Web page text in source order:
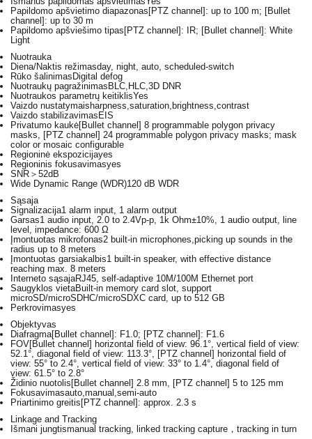
Papildomo apšvietimo diapazonas[PTZ channel]: up to 100 m; [Bullet
channel]: up to 30 m
Papildomo apšviešimo tipas[PTZ channel]: IR; [Bullet channel]: White
Light
Nuotrauka
Diena/Naktis režimasday, night, auto, scheduled-switch
Rūko šalinimasDigital defog
Nuotraukų pagražinimasBLC,HLC,3D DNR
Nuotraukos parametrų keitiklisYes
Vaizdo nustatymaisharpness,saturation,brightness,contrast
Vaizdo stabilizavimasEIS
Privatumo kaukė[Bullet channel] 8 programmable polygon privacy
masks, [PTZ channel] 24 programmable polygon privacy masks; mask
color or mosaic configurable
Regioninė ekspozicijayes
Regioninis fokusavimasyes
SNR ＞52dB
Wide Dynamic Range (WDR)120 dB WDR
Sąsaja
Signalizacija1 alarm input, 1 alarm output
Garsas1 audio input, 2.0 to 2.4Vp-p, 1k Ohm±10%, 1 audio output, line
level, impedance: 600 Ω
Įmontuotas mikrofonas2 built-in microphones,picking up sounds in the
radius up to 8 meters
Įmontuotas garsiakalbis1 built-in speaker, with effective distance
reaching max. 8 meters
Interneto sąsajaRJ45, self-adaptive 10M/100M Ethernet port
Saugyklos vietaBuilt-in memory card slot, support
microSD/microSDHC/microSDXC card, up to 512 GB
Perkrovimasyes
Objektyvas
Diafragma[Bullet channel]: F1.0; [PTZ channel]: F1.6
FOV[Bullet channel] horizontal field of view: 96.1°, vertical field of view:
52.1°, diagonal field of view: 113.3°, [PTZ channel] horizontal field of
view: 55° to 2.4°, vertical field of view: 33° to 1.4°, diagonal field of
view: 61.5° to 2.8°
Židinio nuotolis[Bullet channel] 2.8 mm, [PTZ channel] 5 to 125 mm
Fokusavimasauto,manual,semi-auto
Priartinimo greitis[PTZ channel]: approx. 2.3 s
Linkage and Tracking
Išmani jungtismanual tracking, linked tracking capture，tracking in turn